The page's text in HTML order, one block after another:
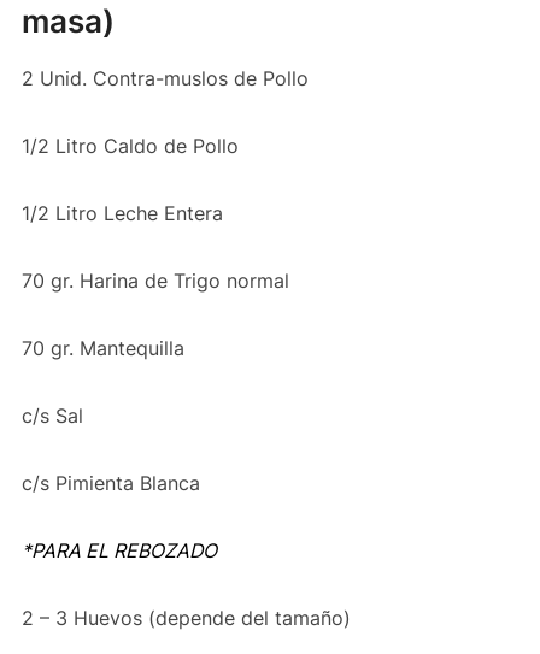
masa)
2 Unid. Contra-muslos de Pollo
1/2 Litro Caldo de Pollo
1/2 Litro Leche Entera
70 gr. Harina de Trigo normal
70 gr. Mantequilla
c/s Sal
c/s Pimienta Blanca
*PARA EL REBOZADO
2 – 3 Huevos (depende del tamaño)